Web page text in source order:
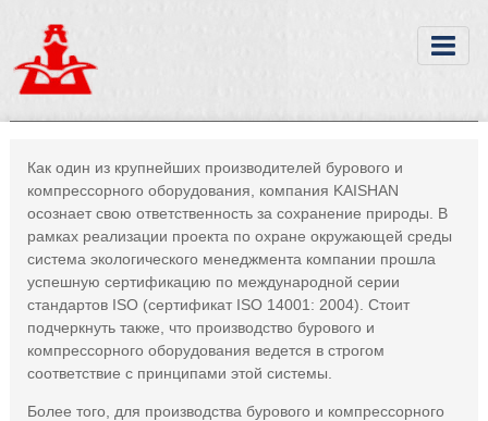
Как один из крупнейших производителей бурового и
компрессорного оборудования, компания KAISHAN
осознает свою ответственность за сохранение природы. В
рамках реализации проекта по охране окружающей среды
система экологического менеджмента компании прошла
успешную сертификацию по международной серии
стандартов ISO (сертификат ISO 14001: 2004). Стоит
подчеркнуть также, что производство бурового и
компрессорного оборудования ведется в строгом
соответствие с принципами этой системы.
Более того, для производства бурового и компрессорного